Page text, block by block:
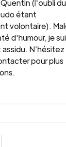
(l'oubli
étant
volontaire).
d'humour, je
N'hésitez
pour plus